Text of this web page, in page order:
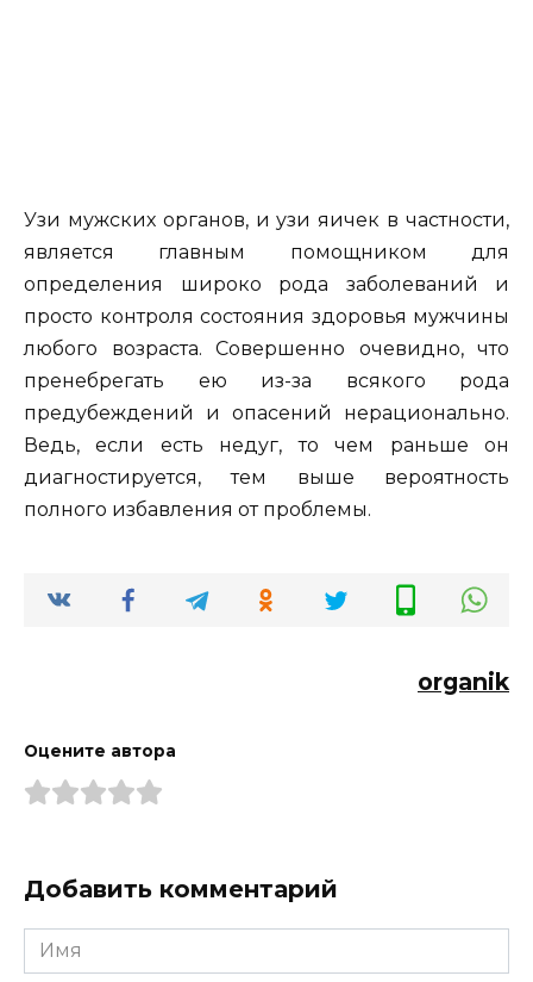
Узи мужских органов, и узи яичек в частности,
является главным помощником для
определения широко рода заболеваний и
просто контроля состояния здоровья мужчины
любого возраста. Совершенно очевидно, что
пренебрегать ею из-за всякого рода
предубеждений и опасений нерационально.
Ведь, если есть недуг, то чем раньше он
диагностируется, тем выше вероятность
полного избавления от проблемы.
organik
Оцените автора
Добавить комментарий
Имя
*